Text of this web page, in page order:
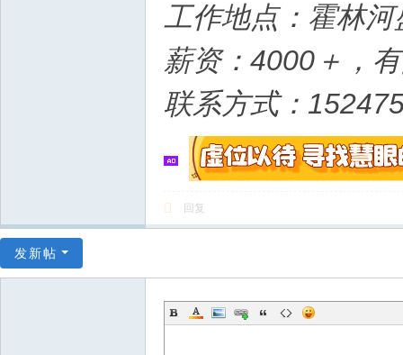
工作地点：霍林
薪资：4000＋，
联系方式：
回复
发新帖